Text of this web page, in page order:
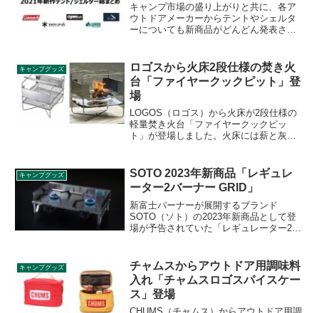
キャンプ市場の盛り上がりと共に、各ア
ウトドアメーカーからテントやシェルタ
ーについても新商品がどんどん発表され
ルターをカテゴリ別にまとめて紹介いた
します。記事は随時最新情報に更新しま
す。
キャンプグッズ
ロゴスから火床2段仕様の焚き火
台「ファイヤークックピット」登
場
LOGOS（ロゴス）から火床が2段仕様の
軽量焚き火台「ファイヤークックピッ
ト」が登場しました。火床には薪と灰を
料理など同時調理が可能です。詳細をレ
ビューします。
キャンプグッズ
SOTO 2023年新商品「レギュレ
ーター2バーナー GRID」
新富士バーナーが展開するブランド
SOTO（ソト）の2023年新商品として登
場が予告されていた「レギュレーター2バ
番ST-526からのリニューアル製品で、火
口径が21mm拡張しています。詳細をレビ
ューします。
キャンプグッズ
チャムスからアウトドア用調味料
入れ「チャムスロゴスパイスケー
ス」登場